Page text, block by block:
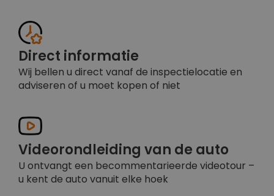
Direct informatie
Wij bellen u direct vanaf de inspectielocatie en
adviseren of u moet kopen of niet
Videorondleiding van de auto
U ontvangt een becommentarieerde videotour –
u kent de auto vanuit elke hoek